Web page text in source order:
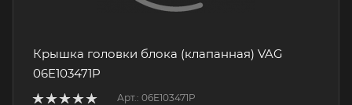
Крышка головки блока (клапанная) VAG
06E103471P
Арт.: 06E103471P